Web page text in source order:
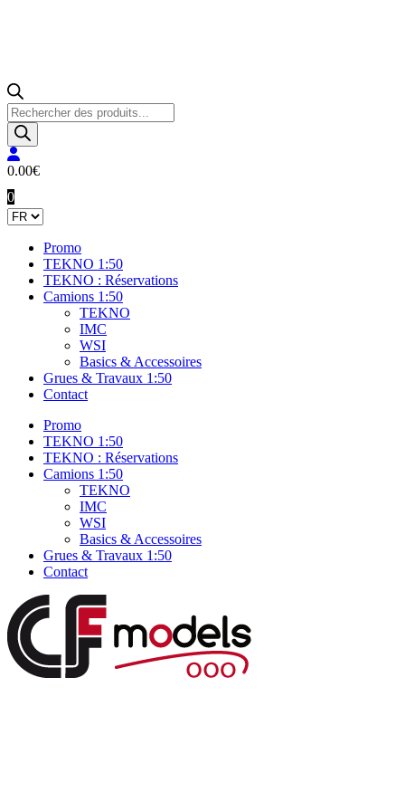
Recherche
de
produits
0.00€
0
Promo
TEKNO 1:50
TEKNO : Réservations
Camions 1:50
TEKNO
IMC
WSI
Basics & Accessoires
Grues & Travaux 1:50
Contact
Promo
TEKNO 1:50
TEKNO : Réservations
Camions 1:50
TEKNO
IMC
WSI
Basics & Accessoires
Grues & Travaux 1:50
Contact